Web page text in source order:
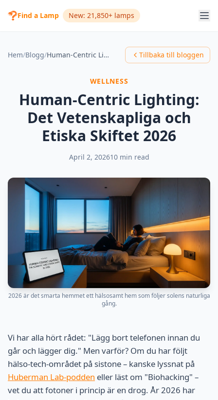
Find a Lamp New: 21,850+ lamps
Hem/Blogg/ Human-Centric Lighting: Det Vetenskapliga och Etiska Skiftet 2026 Tillbaka till bloggen
WELLNESS
Human-Centric Lighting:
Det Vetenskapliga och
Etiska Skiftet 2026
April 2, 202610 min read
2026 är det smarta hemmet ett hälsosamt hem som följer solens naturliga
gång.
Vi har alla hört rådet: "Lägg bort telefonen innan du
går och lägger dig." Men varför? Om du har följt
hälso-tech-området på sistone – kanske lyssnat på
Huberman Lab-podden eller läst om "Biohacking" –
vet du att fotoner i princip är en drog. År 2026 har